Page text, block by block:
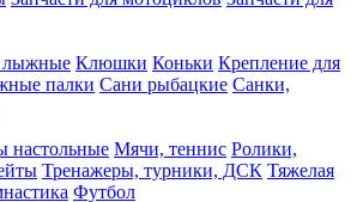
лыжные Клюшки Коньки Крепление для
палки Сани рыбацкие Санки,
настольные Мячи, теннис Ролики,
Тренажеры, турники, ДСК Тяжелая
Футбол